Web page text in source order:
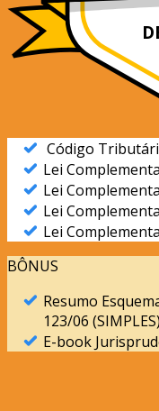
Código
Lei
Lei
Lei
Lei
BÔNUS
Resumo
123/06 (SIMPLES)
E-book